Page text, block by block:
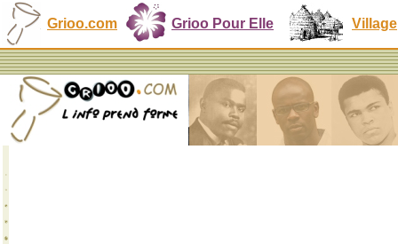
Grioo.com Grioo Pour Elle Village